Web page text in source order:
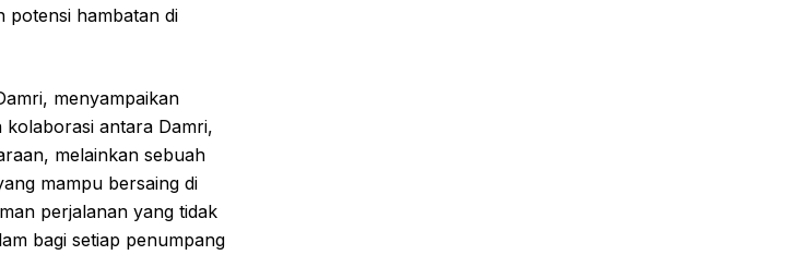
potensi hambatan di
menyampaikan
kolaborasi antara Damri,
melainkan sebuah
mampu bersaing di
perjalanan yang tidak
bagi setiap penumpang